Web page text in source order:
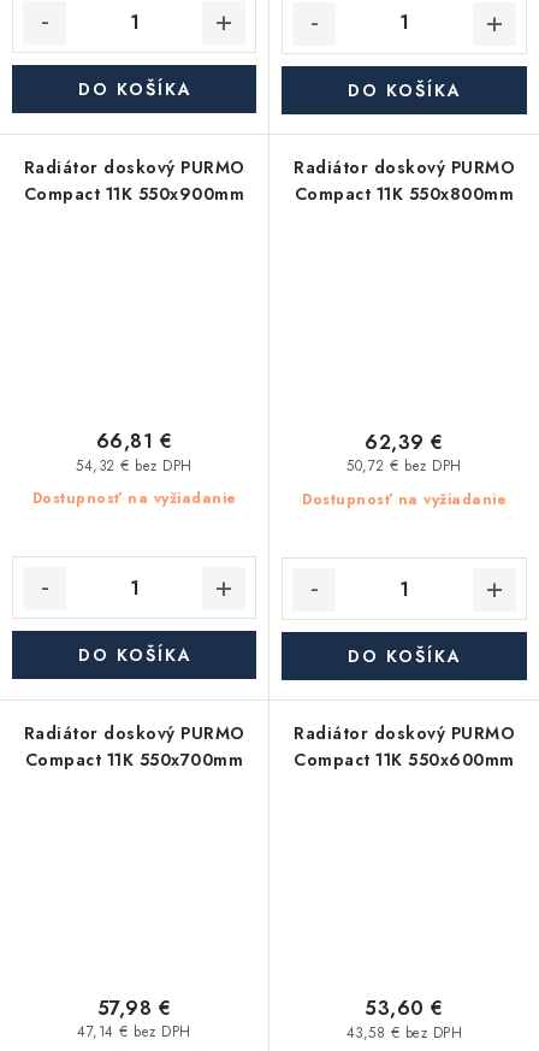
DO KOŠÍKA DO KOŠÍKA
Radiátor doskový PURMO
Compact 11K 550x900mm
Dostupnosť na vyžiadanie
54,32 € bez DPH
66,81 €
DO KOŠÍKA
Radiátor doskový PURMO
Compact 11K 550x800mm
Dostupnosť na vyžiadanie
50,72 € bez DPH
62,39 €
DO KOŠÍKA
Radiátor doskový PURMO
Compact 11K 550x700mm
47,14 € bez DPH
57,98 €
Radiátor doskový PURMO
Compact 11K 550x600mm
43,58 € bez DPH
53,60 €